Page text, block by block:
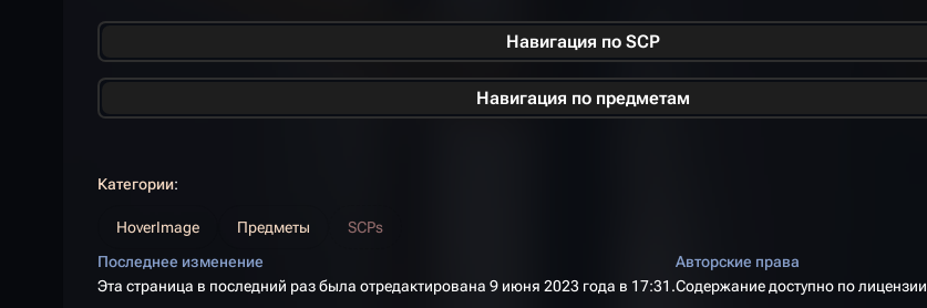
Навигация по SCP
Навигация по предметам
Категории:
HoverImage Предметы
SCPs
Последнее изменение
Эта страница в последний раз была отредактирована 9 июня 2023 года в 17:31.
Авторские права
Содержание доступно по лицензии